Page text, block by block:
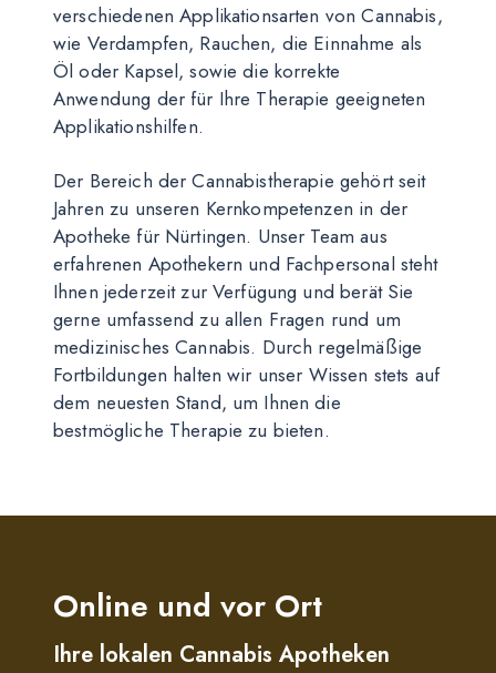
verschiedenen Applikationsarten von Cannabis,
wie Verdampfen, Rauchen, die Einnahme als
Öl oder Kapsel, sowie die korrekte
Anwendung der für Ihre Therapie geeigneten
Applikationshilfen.
Der Bereich der Cannabistherapie gehört seit
Jahren zu unseren Kernkompetenzen in der
Apotheke für Nürtingen. Unser Team aus
erfahrenen Apothekern und Fachpersonal steht
Ihnen jederzeit zur Verfügung und berät Sie
gerne umfassend zu allen Fragen rund um
medizinisches Cannabis. Durch regelmäßige
Fortbildungen halten wir unser Wissen stets auf
dem neuesten Stand, um Ihnen die
bestmögliche Therapie zu bieten.
Online und vor Ort
Ihre lokalen Cannabis Apotheken